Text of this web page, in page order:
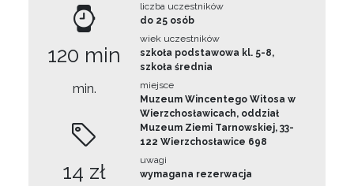
120 min
min.
14 zł
liczba uczestników
do 25 osób
wiek uczestników
szkoła podstawowa kl. 5-8,
szkoła średnia
miejsce
Muzeum Wincentego Witosa w
Wierzchosławicach, oddział
Muzeum Ziemi Tarnowskiej, 33-
122 Wierzchosławice 698
uwagi
wymagana rezerwacja